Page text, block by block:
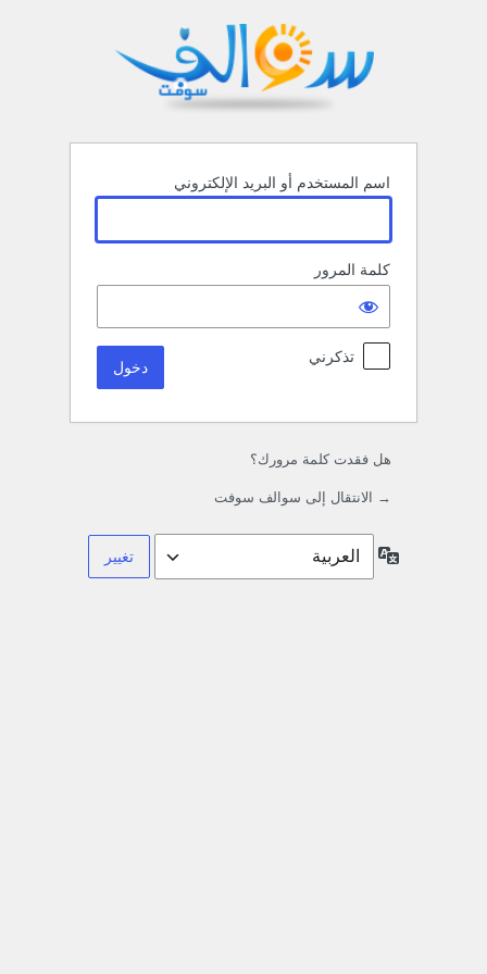
اسم المستخدم أو البريد الإلكتروني
كلمة المرور
تذكرني
هل فقدت كلمة مرورك؟
→ الانتقال إلى سوالف سوفت
اللغة